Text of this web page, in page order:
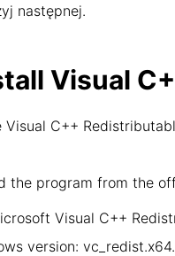
następnej.
Visual
C++
the program from the
Visual C++
version: